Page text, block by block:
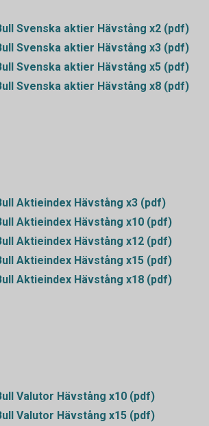
Svenska aktier Hävstång x2 (pdf)
Svenska aktier Hävstång x3 (pdf)
Svenska aktier Hävstång x5 (pdf)
Svenska aktier Hävstång x8 (pdf)
Aktieindex Hävstång x3 (pdf)
Aktieindex Hävstång x10 (pdf)
Aktieindex Hävstång x12 (pdf)
Aktieindex Hävstång x15 (pdf)
Aktieindex Hävstång x18 (pdf)
Valutor Hävstång x10 (pdf)
Valutor Hävstång x15 (pdf)